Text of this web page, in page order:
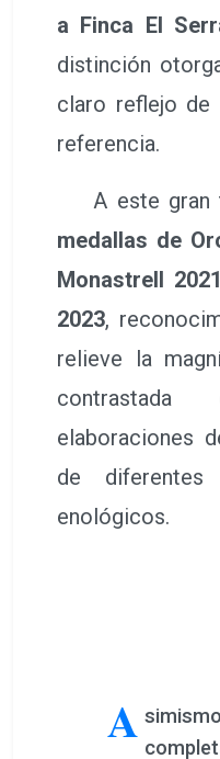
a Finca El
distinción
claro reflejo de
referencia.
A este gran
medallas de
Monastrell 2021
2023,
relieve la
elaboraciones
de
enológicos.
A